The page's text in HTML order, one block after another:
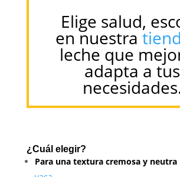
Elige salud,
en nuestra
leche que
adapta a tus
¿Cuál elegir?
Para una textura cremosa y neutra